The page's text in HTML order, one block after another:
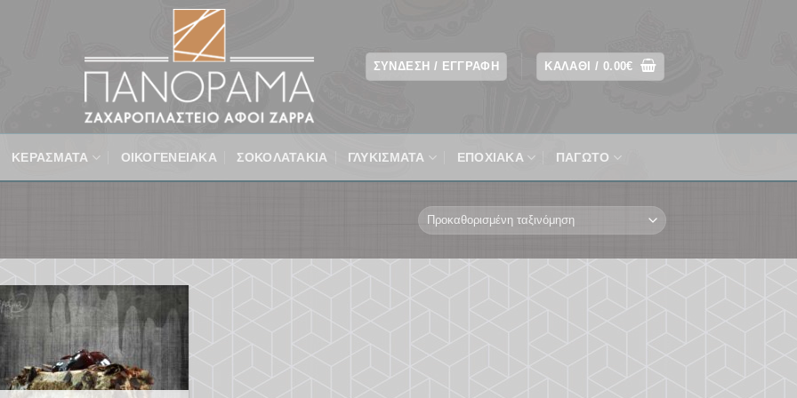
ΣΎΝΔΕΣΗ / ΕΓΓΡΑΦΉ ΚΑΛΆΘΙ / 0.00€
ΚΕΡΑΣΜΑΤΑ ΟΙΚΟΓΕΝΕΙΑΚΆ ΣΟΚΟΛΑΤΑΚΙΑ ΓΛΥΚΙΣΜΑΤΑ ΕΠΟΧΙΑΚΆ ΠΑΓΩΤΟ
Προσθήκη
στα
αγαπημένα